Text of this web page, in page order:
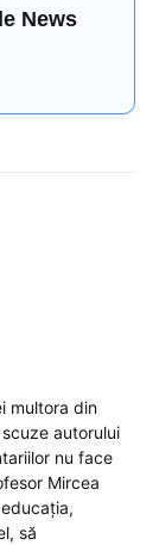
News
multora din
autorului
nu face
Mircea
să